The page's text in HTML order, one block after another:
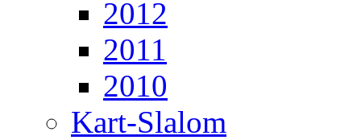
2012
2011
2010
Kart-Slalom